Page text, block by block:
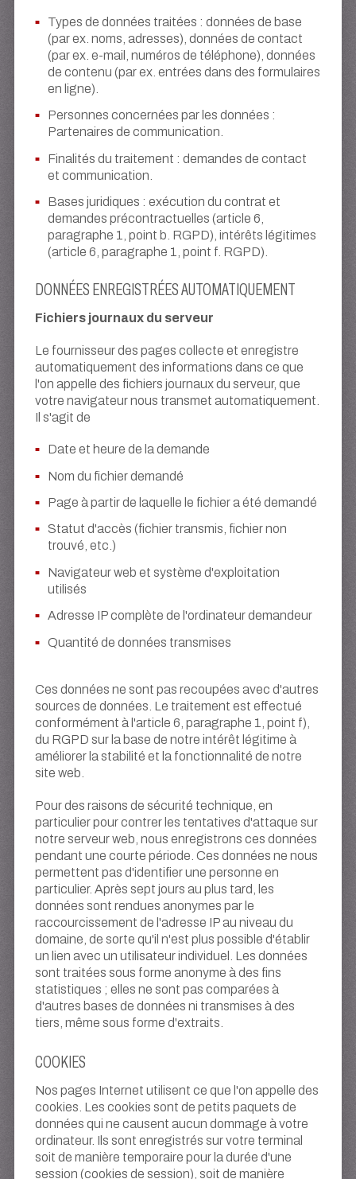
Types de données traitées : données de base
(par ex. noms, adresses), données de contact
(par ex. e-mail, numéros de téléphone), données
de contenu (par ex. entrées dans des formulaires
en ligne).
Personnes concernées par les données :
Partenaires de communication.
Finalités du traitement : demandes de contact
et communication.
Bases juridiques : exécution du contrat et
demandes précontractuelles (article 6,
paragraphe 1, point b. RGPD), intérêts légitimes
(article 6, paragraphe 1, point f. RGPD).
DONNÉES ENREGISTRÉES AUTOMATIQUEMENT
Fichiers journaux du serveur
Le fournisseur des pages collecte et enregistre
automatiquement des informations dans ce que
l'on appelle des fichiers journaux du serveur, que
votre navigateur nous transmet automatiquement.
Il s'agit de
Date et heure de la demande
Nom du fichier demandé
Page à partir de laquelle le fichier a été demandé
Statut d'accès (fichier transmis, fichier non
trouvé, etc.)
Navigateur web et système d'exploitation
utilisés
Adresse IP complète de l'ordinateur demandeur
Quantité de données transmises
Ces données ne sont pas recoupées avec d'autres
sources de données. Le traitement est effectué
conformément à l'article 6, paragraphe 1, point f),
du RGPD sur la base de notre intérêt légitime à
améliorer la stabilité et la fonctionnalité de notre
site web.
Pour des raisons de sécurité technique, en
particulier pour contrer les tentatives d'attaque sur
notre serveur web, nous enregistrons ces données
pendant une courte période. Ces données ne nous
permettent pas d'identifier une personne en
particulier. Après sept jours au plus tard, les
données sont rendues anonymes par le
raccourcissement de l'adresse IP au niveau du
domaine, de sorte qu'il n'est plus possible d'établir
un lien avec un utilisateur individuel. Les données
sont traitées sous forme anonyme à des fins
statistiques ; elles ne sont pas comparées à
d'autres bases de données ni transmises à des
tiers, même sous forme d'extraits.
COOKIES
Nos pages Internet utilisent ce que l'on appelle des
cookies. Les cookies sont de petits paquets de
données qui ne causent aucun dommage à votre
ordinateur. Ils sont enregistrés sur votre terminal
soit de manière temporaire pour la durée d'une
session (cookies de session), soit de manière